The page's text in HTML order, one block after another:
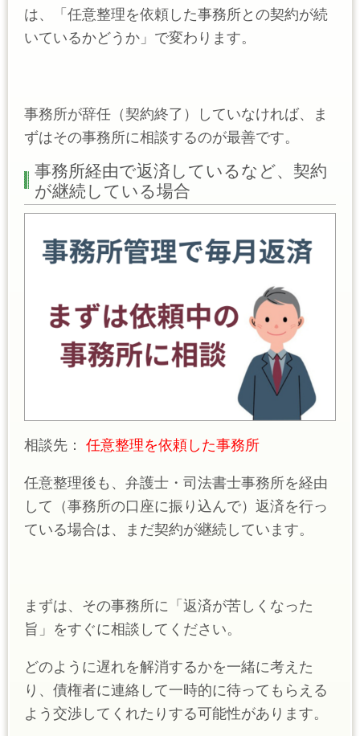
は、「任意整理を依頼した事務所との契約が続
いているかどうか」で変わります。
事務所が辞任（契約終了）していなければ、ま
ずはその事務所に相談するのが最善です。
事務所経由で返済しているなど、契約
が継続している場合
相談先： 任意整理を依頼した事務所
任意整理後も、弁護士・司法書士事務所を経由
して（事務所の口座に振り込んで）返済を行っ
ている場合は、まだ契約が継続しています。
まずは、その事務所に「返済が苦しくなった
旨」をすぐに相談してください。
どのように遅れを解消するかを一緒に考えた
り、債権者に連絡して一時的に待ってもらえる
よう交渉してくれたりする可能性があります。